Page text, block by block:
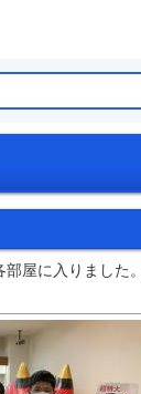
屋に入りまし